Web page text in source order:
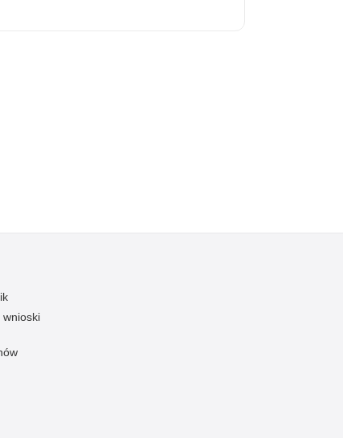
na tiry
kierujący
opiekunowie
wnioski